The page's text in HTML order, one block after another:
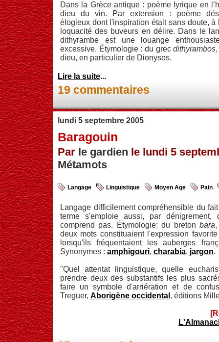
Dans la Grèce antique : poème lyrique en
dieu du vin. Par extension : poème
élogieux dont l'inspiration était sans doute, à
loquacité des buveurs en délire. Dans le
dithyrambe est une louange
excessive. Étymologie : du grecdithyrambos
dieu, en particulier de Dionysos.
Lire la suite...
19 commentaires
lundi 5 septembre 2005
Baragouin
Par le gardien le lundi 5
Métamots
Langage Linguistique Moyen Age Pain
Langage difficilement compréhensible du
terme s'emploie aussi, par
comprend pas. Étymologie: du breton bara
deux mots constituaient l'expression
lorsqu'ils fréquentaient les auberges
Synonymes : amphigouri, charabia, jargon.
"Quel attentat linguistique, quelle
prendre deux des substantifs les plus
faire un symbole d'arriération et de
Treguer, Aborigène occidental , éditions